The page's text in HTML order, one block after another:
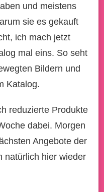
und meistens
sie es gekauft
ich mach jetzt
mal eins. So seht
Bildern und
Katalog.
reduzierte Produkte
dabei. Morgen
Angebote der
natürlich hier wieder